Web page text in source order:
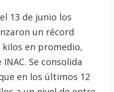
13 de junio los
un récord
kilos en promedio,
Se consolida
en los últimos 12